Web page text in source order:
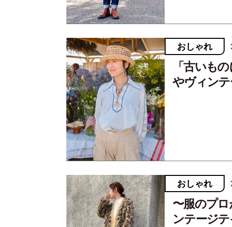
おしゃれ
「古いも
やヴィン
おしゃれ
〜服のプロ
ンテージ